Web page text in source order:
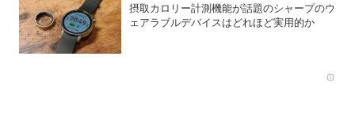
摂取カロリー計測機能が話題のシャープのウ
ェアラブルデバイスはどれほど実用的か